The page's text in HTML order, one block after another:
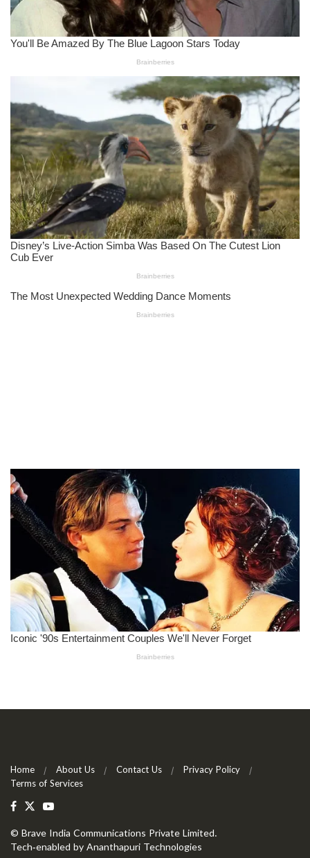
Home About Us Contact Us
Privacy Policy
Terms of Services
© Brave India Communications Private Limited.
Tech-enabled by Ananthapuri Technologies